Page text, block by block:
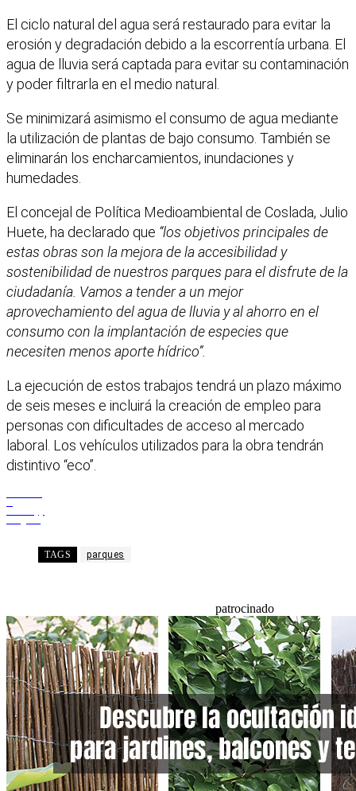
El ciclo natural del agua será restaurado para evitar la
erosión y degradación debido a la escorrentía urbana. El
agua de lluvia será captada para evitar su contaminación
y poder filtrarla en el medio natural.
Se minimizará asimismo el consumo de agua mediante
la utilización de plantas de bajo consumo. También se
eliminarán los encharcamientos, inundaciones y
humedades.
El concejal de Política Medioambiental de Coslada, Julio
Huete, ha declarado que “los objetivos principales de
estas obras son la mejora de la accesibilidad y
sostenibilidad de nuestros parques para el disfrute de la
ciudadanía. Vamos a tender a un mejor
aprovechamiento del agua de lluvia y al ahorro en el
consumo con la implantación de especies que
necesiten menos aporte hídrico”.
La ejecución de estos trabajos tendrá un plazo máximo
de seis meses e incluirá la creación de empleo para
personas con dificultades de acceso al mercado
laboral. Los vehículos utilizados para la obra tendrán
distintivo “eco”.
TAGS parques
patrocinado